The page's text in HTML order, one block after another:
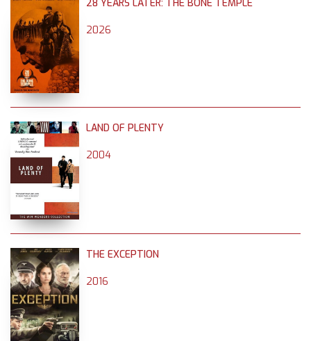
28 YEARS LATER: THE BONE TEMPLE
2026
LAND OF PLENTY
2004
THE EXCEPTION
2016